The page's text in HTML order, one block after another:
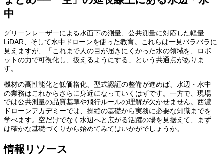
中
グリーンレーザーによる水面下の測量、公共測量に対応した軽量
LiDAR、そして水中ドローンを使った教育。これらは一見バラバラに
見えますが、「これまで人の目が届きにくかった水の領域を、ロボ
ットの力で可視化し、扱えるようにする」という共通点がありま
す。
機材の高性能化と低価格化、型式認証の整備が進めば、水辺・水中
の業務はこれからさらに身近になっていくはずです。一方で、現場
では公共測量の品質基準や飛行ルールの理解が欠かせません。西濃
ドローンアカデミーでは、操縦の基礎から実務に必要な知識までを
学べます。空だけでなく水辺へと広がる活躍の場を見据えて、まず
は確かな基礎づくりから始めてみてはいかがでしょうか。
情報リソース